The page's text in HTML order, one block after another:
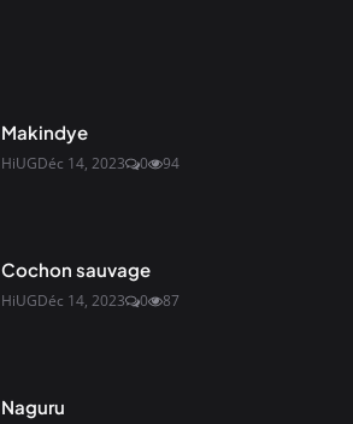
Makindye
HiUGDéc 14, 2023 0 94
Cochon sauvage
HiUGDéc 14, 2023 0 87
Naguru